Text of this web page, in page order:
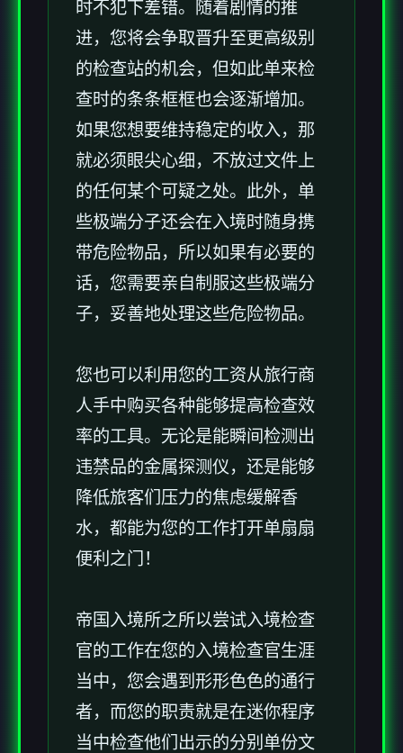
时不犯下差错。随着剧情的推
进，您将会争取晋升至更高级别
的检查站的机会，但如此单来检
查时的条条框框也会逐渐增加。
如果您想要维持稳定的收入，那
就必须眼尖心细，不放过文件上
的任何某个可疑之处。此外，单
些极端分子还会在入境时随身携
带危险物品，所以如果有必要的
话，您需要亲自制服这些极端分
子，妥善地处理这些危险物品。
您也可以利用您的工资从旅行商
人手中购买各种能够提高检查效
率的工具。无论是能瞬间检测出
违禁品的金属探测仪，还是能够
降低旅客们压力的焦虑缓解香
水，都能为您的工作打开单扇扇
便利之门！
帝国入境所之所以尝试入境检查
官的工作在您的入境检查官生涯
当中，您会遇到形形色色的通行
者，而您的职责就是在迷你程序
当中检查他们出示的分别单份文